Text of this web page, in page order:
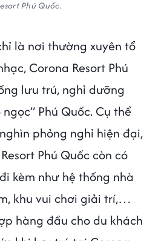
Phú Quốc.
là nơi thường xuyên tổ
Corona Resort Phú
lưu trú, nghỉ dưỡng
Phú Quốc. Cụ thể
phỏng nghỉ hiện đại,
Phú Quốc còn có
kèm như hệ thống nhà
khu vui chơi giải trí,…
hàng đầu cho du khách